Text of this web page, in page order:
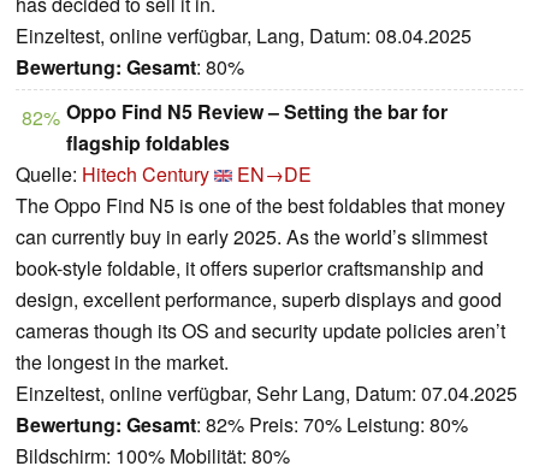
Einzeltest, online verfügbar, Lang, Datum: 08.04.2025
Bewertung: Gesamt: 80%
82% Oppo Find N5 Review – Setting the bar for
flagship foldables
Quelle: Hitech Century
EN→DE
The Oppo Find N5 is one of the best foldables that money
can currently buy in early 2025. As the world’s slimmest
book-style foldable, it offers superior craftsmanship and
design, excellent performance, superb displays and good
cameras though its OS and security update policies aren’t
the longest in the market.
Einzeltest, online verfügbar, Sehr Lang, Datum: 07.04.2025
Bewertung: Gesamt: 82% Preis: 70% Leistung: 80%
Bildschirm: 100% Mobilität: 80%